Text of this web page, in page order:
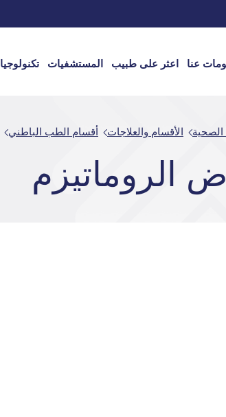
عنا اعثر على طبيب المستشفيات تكنولوجيا
الأقسام والعلاجات أقسام الطب الباطني
الروماتيزم